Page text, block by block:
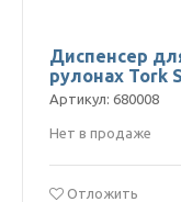
Диспенсер
рулонах Tork
Артикул: 680008
Нет в продаже
Отложить